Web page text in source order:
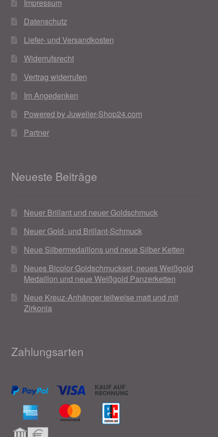
Weihnachtsangebote 2019
Weihnachtsangebote 2020
Widerrufsrecht
Woocommerce Predictive Search
Impressum
Datenschutz
Liefer- und Versandkosten
Widerrufsrecht
Vertrag widerrufen
Im Angedenken
Powered by Juwelier-Shop24.com
Partner
Neueste Beiträge
Neuer Brillant und neuer Goldschmuck
Neuer Gold- und Brillant-Schmuck
Neue Silbermedaillons und neue Silber Ketten
Neues Bicolor Goldschmuckset, neues Weißgold
Medaillon und neue Weißgold Panzerketten
Neue Kreuz-Anhänger teilweise matt und mit
Zirkonia
Zahlungsarten